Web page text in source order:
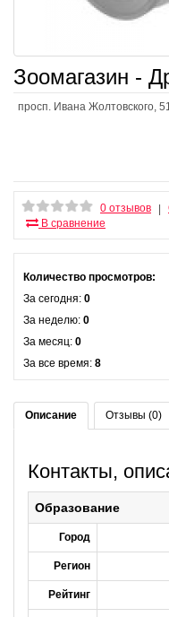
Зоомагазин -
просп. Ивана Жолтовского,
0 отзывов
В сравнение
Количество просмотров:
За сегодня: 0
За неделю: 0
За месяц: 0
За все время: 8
Описание Отзывы (0)
Контакты,
Образование
Город
Регион
Рейтинг